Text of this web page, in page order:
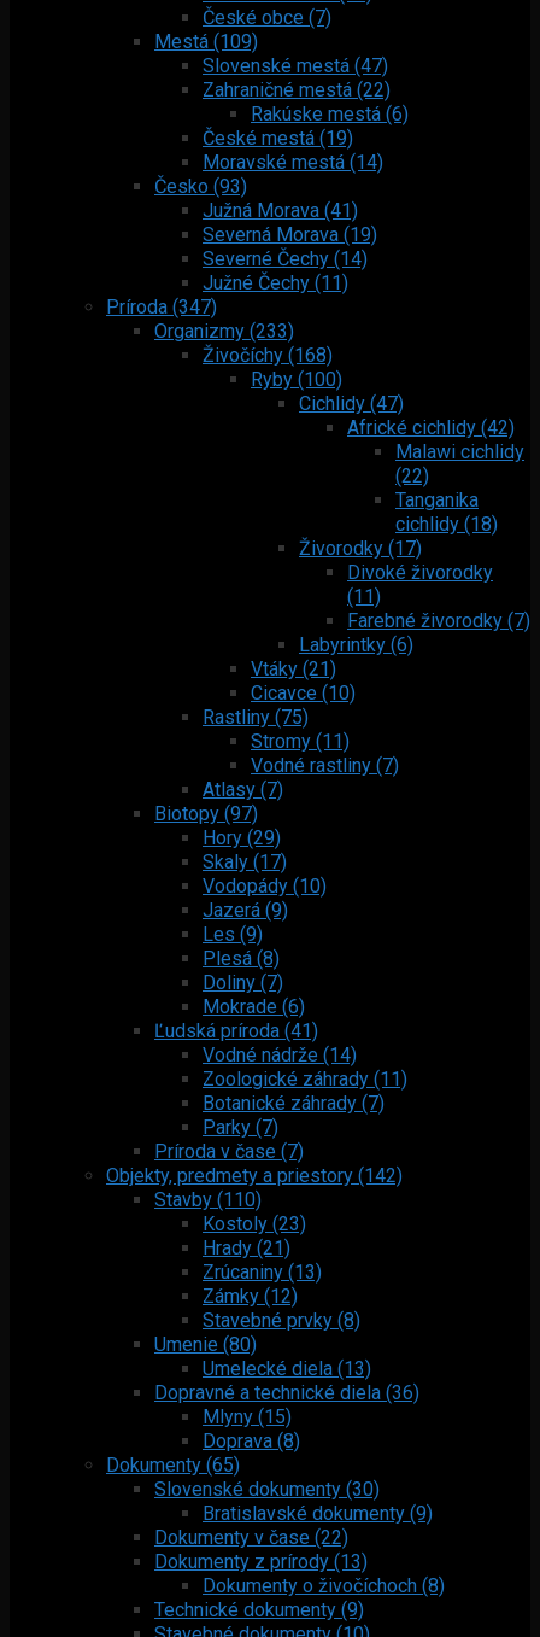
České obce (7)
Mestá (109)
Slovenské mestá (47)
Zahraničné mestá (22)
Rakúske mestá (6)
České mestá (19)
Moravské mestá (14)
Česko (93)
Južná Morava (41)
Severná Morava (19)
Severné Čechy (14)
Južné Čechy (11)
Príroda (347)
Organizmy (233)
Živočíchy (168)
Ryby (100)
Cichlidy (47)
Africké cichlidy (42)
Malawi cichlidy
(22)
Tanganika
cichlidy (18)
Živorodky (17)
Divoké živorodky
(11)
Farebné živorodky (7)
Labyrintky (6)
Vtáky (21)
Cicavce (10)
Rastliny (75)
Stromy (11)
Vodné rastliny (7)
Atlasy (7)
Biotopy (97)
Hory (29)
Skaly (17)
Vodopády (10)
Jazerá (9)
Les (9)
Plesá (8)
Doliny (7)
Mokrade (6)
Ľudská príroda (41)
Vodné nádrže (14)
Zoologické záhrady (11)
Botanické záhrady (7)
Parky (7)
Príroda v čase (7)
Objekty, predmety a priestory (142)
Stavby (110)
Kostoly (23)
Hrady (21)
Zrúcaniny (13)
Zámky (12)
Stavebné prvky (8)
Umenie (80)
Umelecké diela (13)
Dopravné a technické diela (36)
Mlyny (15)
Doprava (8)
Dokumenty (65)
Slovenské dokumenty (30)
Bratislavské dokumenty (9)
Dokumenty v čase (22)
Dokumenty z prírody (13)
Dokumenty o živočíchoch (8)
Technické dokumenty (9)